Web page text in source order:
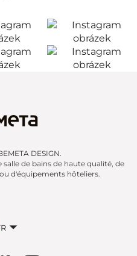
DESIGN.
de bains de haute qualité, de
d'équipements hôteliers.